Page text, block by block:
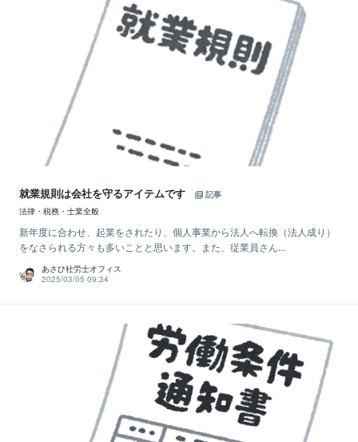
就業規則は会社を守るアイテムです
記事
法律・税務・士業全般
新年度に合わせ、起業をされたり、個人事業から法人へ転換（法人成り）
をなさられる方々も多いことと思います。また、従業員さん...
あさひ社労士オフィス
2025/03/05 09:34